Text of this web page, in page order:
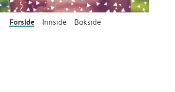
Forside Innside Bakside